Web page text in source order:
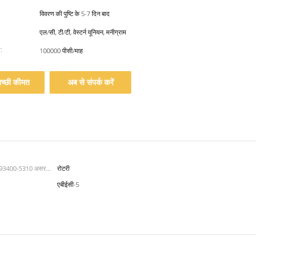
विवरण की पुष्टि के 5-7 दिन बाद
एल/सी, टी/टी, वेस्टर्न यूनियन, मनीग्राम
100000 पीसी/माह
कीमत अब से संपर्क करें
5310 असर
रोटरी
एबीईसी-5